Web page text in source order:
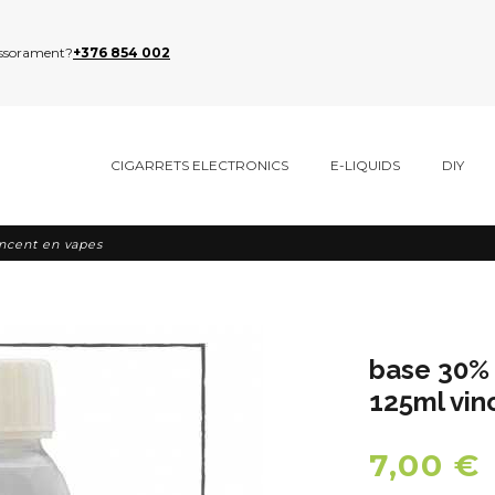
+376 854 002
CIGARRETS ELECTRONICS E-LIQUIDS DIY
en vapes
base
125ml
7,00 €